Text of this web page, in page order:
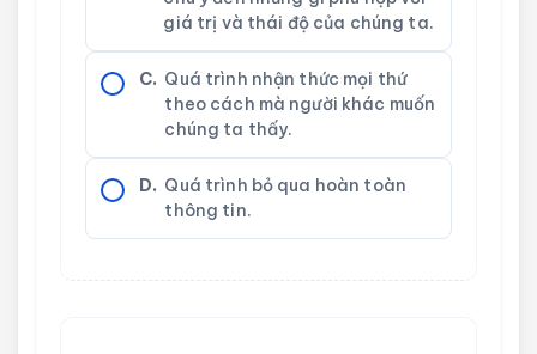
giá trị và thái độ của chúng ta.
C. Quá trình nhận thức mọi thứ
theo cách mà người khác muốn
chúng ta thấy.
D. Quá trình bỏ qua hoàn toàn
thông tin.